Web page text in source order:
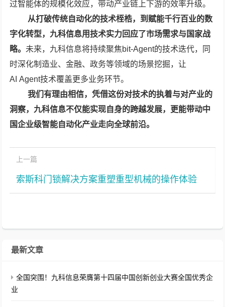
过智能体的规模化效应，带动产业链上下游的效率升级。
从打破传统自动化的技术桎梏，到赋能千行百业的数
字化转型，九科信息用技术实力回应了市场需求与国家战
略。 未来，九科信息将持续聚焦bit-Agent的技术迭代，同
时深化制造业、金融、政务等领域的场景挖掘，让
AI Agent技术覆盖更多业务环节。
我们有理由相信，凭借这份对技术的执着与对产业的
洞察，九科信息不仅能实现自身的跨越发展，更能带动中
国企业级智能自动化产业走向全球前沿。
上一篇
索斯科门锁解决方案重塑重型机械的操作体验
最新文章
全国突围！九科信息荣膺第十四届中国创新创业大赛全国优秀企
业